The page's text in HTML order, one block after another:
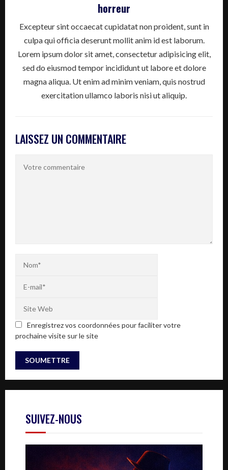
horreur
Excepteur sint occaecat cupidatat non proident, sunt in
culpa qui officia deserunt mollit anim id est laborum.
Lorem ipsum dolor sit amet, consectetur adipisicing elit,
sed do eiusmod tempor incididunt ut labore et dolore
magna aliqua. Ut enim ad minim veniam, quis nostrud
exercitation ullamco laboris nisi ut aliquip.
LAISSEZ UN COMMENTAIRE
Enregistrez vos coordonnées pour faciliter votre
prochaine visite sur le site
SUIVEZ-NOUS